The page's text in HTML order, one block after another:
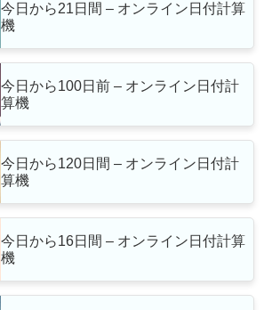
今日から21日間 – オンライン日付計算
機
今日から100日前 – オンライン日付計
算機
今日から120日間 – オンライン日付計
算機
今日から16日間 – オンライン日付計算
機